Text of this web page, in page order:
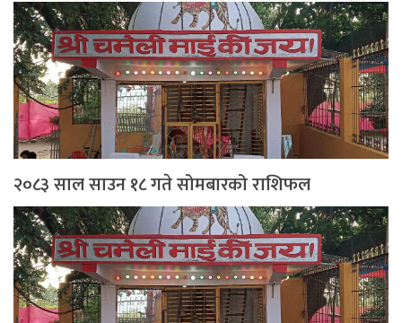
२०८३ साल साउन १८ गते सोमबारको राशिफल